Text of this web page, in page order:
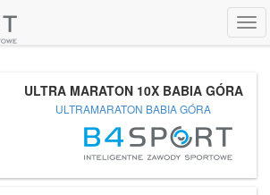
ULTRA MARATON 10X BABIA GÓRA
ULTRAMARATON BABIA GÓRA